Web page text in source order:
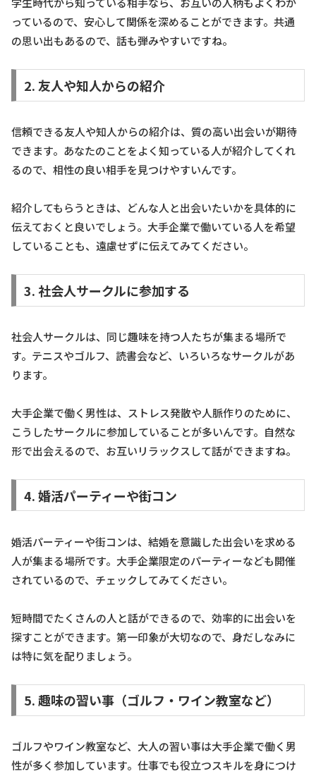
っているので、安心して関係を深めることができます。共通
の思い出もあるので、話も弾みやすいですね。
2. 友人や知人からの紹介
信頼できる友人や知人からの紹介は、質の高い出会いが期待
できます。あなたのことをよく知っている人が紹介してくれ
るので、相性の良い相手を見つけやすいんです。
紹介してもらうときは、どんな人と出会いたいかを具体的に
伝えておくと良いでしょう。大手企業で働いている人を希望
していることも、遠慮せずに伝えてみてください。
3. 社会人サークルに参加する
社会人サークルは、同じ趣味を持つ人たちが集まる場所で
す。テニスやゴルフ、読書会など、いろいろなサークルがあ
ります。
大手企業で働く男性は、ストレス発散や人脈作りのために、
こうしたサークルに参加していることが多いんです。自然な
形で出会えるので、お互いリラックスして話ができますね。
4. 婚活パーティーや街コン
婚活パーティーや街コンは、結婚を意識した出会いを求める
人が集まる場所です。大手企業限定のパーティーなども開催
されているので、チェックしてみてください。
短時間でたくさんの人と話ができるので、効率的に出会いを
探すことができます。第一印象が大切なので、身だしなみに
は特に気を配りましょう。
5. 趣味の習い事（ゴルフ・ワイン教室など）
ゴルフやワイン教室など、大人の習い事は大手企業で働く男
性が多く参加しています。仕事でも役立つスキルを身につけ